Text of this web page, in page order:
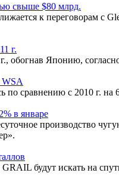
свыше $80 млрд.
к переговорам с
г.
обогнав Японию,
WSA
по сравнению с 2010 г.
в январе
производство
будут искать на